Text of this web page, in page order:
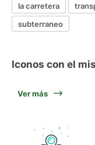
la carretera
subterraneo
Iconos con el
Ver más